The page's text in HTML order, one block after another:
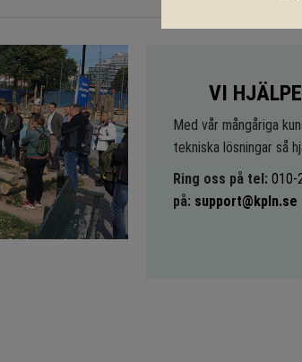
VI
Med vår mångåriga
tekniska lösningar så
Ring oss på tel: 010-
på: support@kpln.se